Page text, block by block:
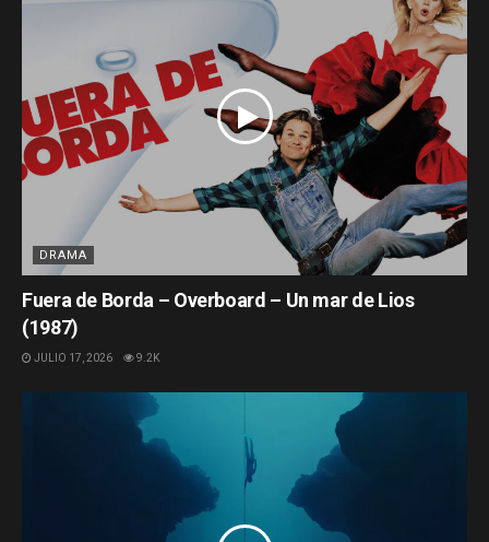
DRAMA
Fuera de Borda – Overboard – Un mar de Lios
(1987)
JULIO 17, 2026 9.2K